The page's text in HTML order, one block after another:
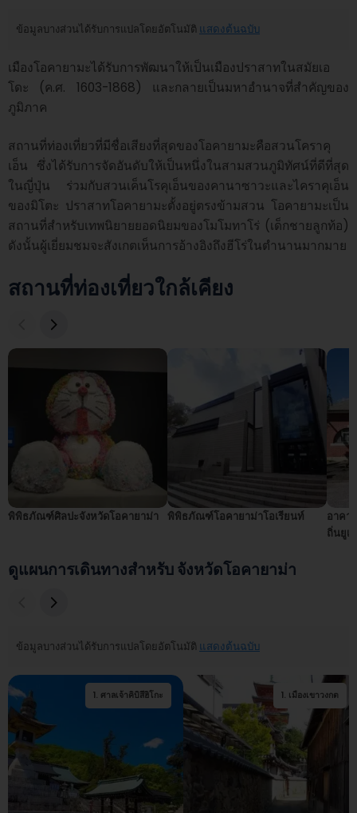
ข้อมูลบางส่วนได้รับการแปลโดยอัตโนมัติ แสดงต้นฉบับ
เมืองโอคายามะได้รับการพัฒนาให้เป็นเมืองปราสาทในสมัยเอ
โดะ (ค.ศ. 1603-1868) และกลายเป็นมหาอำนาจที่สำคัญของ
ภูมิภาค
สถานที่ท่องเที่ยวที่มีชื่อเสียงที่สุดของโอคายามะคือสวนโคราคุ
เอ็น ซึ่งได้รับการจัดอันดับให้เป็นหนึ่งในสามสวนภูมิทัศน์ที่ดีที่สุด
ในญี่ปุ่น ร่วมกับสวนเค็นโรคุเอ็นของคานาซาวะและไคราคุเอ็น
ของมิโตะ ปราสาทโอคายามะตั้งอยู่ตรงข้ามสวน โอคายามะเป็น
สถานที่สำหรับเทพนิยายยอดนิยมของโมโมทาโร่ (เด็กชายลูกท้อ)
ดังนั้นผู้เยี่ยมชมจะสังเกตเห็นการอ้างอิงถึงฮีโร่ในตำนานมากมาย
สถานที่ท่องเที่ยวใกล้เคียง
พิพิธภัณฑ์ศิลปะจังหวัดโอคายาม่า พิพิธภัณฑ์โอคายาม่าโอเรียนท์
อาคา
ถิ่นยูเ
ดูแผนการเดินทางสำหรับ จังหวัดโอคายาม่า
ข้อมูลบางส่วนได้รับการแปลโดยอัตโนมัติ แสดงต้นฉบับ
1. ศาลเจ้าคิบิสึฮิโกะ ศาลเจ้าคิบิสึฮิโกะ
1. เมืองเขาวงกต